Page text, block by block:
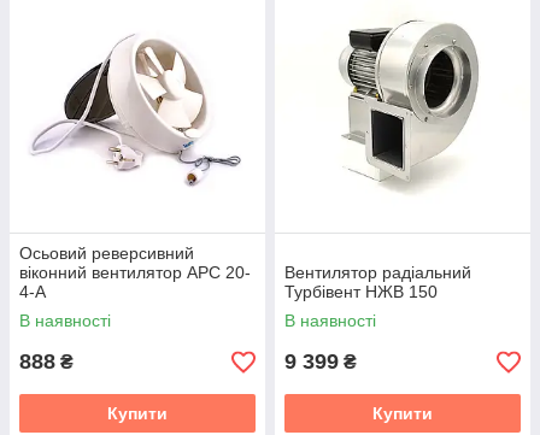
Осьовий реверсивний
віконний вентилятор APC 20-
4-A
В наявності
888 ₴
Купити
Вентилятор радіальний
Турбівент НЖВ 150
В наявності
9 399 ₴
Купити